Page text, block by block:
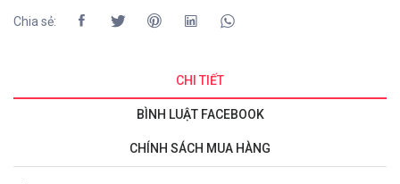
Chia sẻ:
CHI TIẾT
BÌNH LUẬT FACEBOOK
CHÍNH SÁCH MUA HÀNG